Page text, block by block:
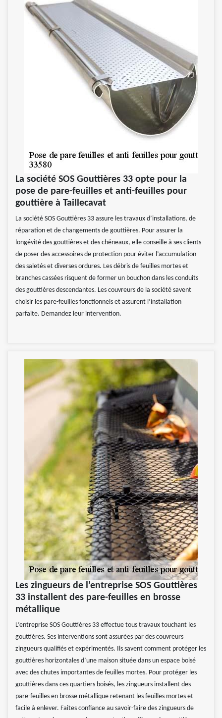
La société SOS Gouttières 33 opte pour la
pose de pare-feuilles et anti-feuilles pour
gouttière à Taillecavat
La société SOS Gouttières 33 assure les travaux d’installations, de
réparation et de changements de gouttières. Pour assurer la
longévité des gouttières et des chéneaux, elle conseille à ses clients
de poser des accessoires de protection pour éviter l’accumulation
des saletés et diverses ordures. Les débris de feuilles mortes et
branches cassées risquent de former un bouchon dans les conduits
des gouttières descendantes. Les couvreurs de la société savent
choisir les pare-feuilles fonctionnels et assurent l’installation
parfaite. Demandez leur intervention.
Les zingueurs de l’entreprise SOS Gouttières
33 installent des pare-feuilles en brosse
métallique
L’entreprise SOS Gouttières 33 effectue tous travaux touchant les
gouttières. Ses interventions sont assurées par des couvreurs
zingueurs qualifiés et expérimentés. Ils savent comment protéger les
gouttières horizontales d’une maison située dans un espace boisé
avec des chutes importantes de feuilles mortes. Pour protéger les
gouttières dans ces quartiers boisés, les zingueurs installent des
pare-feuilles en brosse métallique retenant les feuilles mortes et
facile à enlever. Faites confiance au savoir-faire des zingueurs de